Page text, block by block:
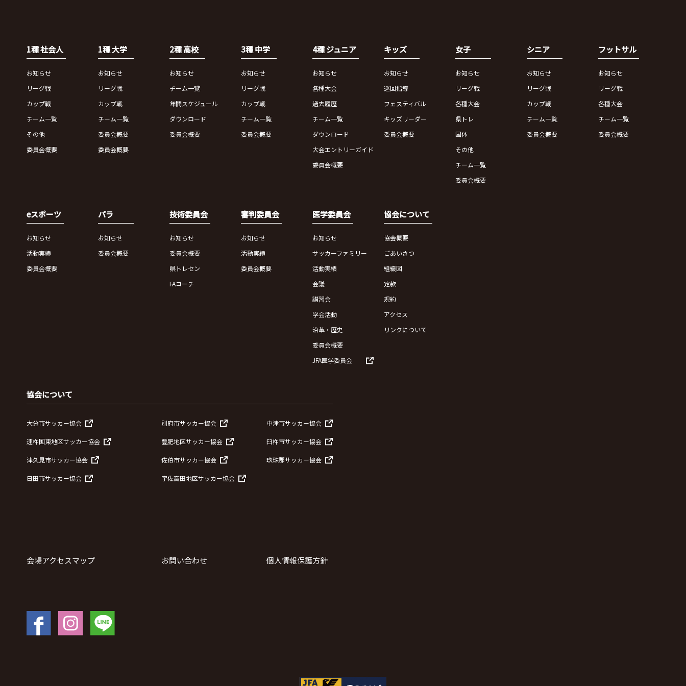
1種 社会人
お知らせ
リーグ戦
カップ戦
チーム一覧
その他
委員会概要
1種 大学
お知らせ
リーグ戦
カップ戦
チーム一覧
委員会概要
委員会概要
2種 高校
お知らせ
チーム一覧
年間スケジュール
ダウンロード
委員会概要
3種 中学
お知らせ
リーグ戦
カップ戦
チーム一覧
委員会概要
4種 ジュニア
お知らせ
各種大会
過去履歴
チーム一覧
ダウンロード
大会エントリーガイド
委員会概要
キッズ
お知らせ
巡回指導
フェスティバル
キッズリーダー
委員会概要
女子
お知らせ
リーグ戦
各種大会
県トレ
国体
その他
チーム一覧
委員会概要
シニア
お知らせ
リーグ戦
カップ戦
チーム一覧
委員会概要
フットサル
お知らせ
リーグ戦
各種大会
チーム一覧
委員会概要
eスポーツ
お知らせ
活動実績
委員会概要
パラ
お知らせ
委員会概要
技術委員会
お知らせ
委員会概要
県トレセン
FAコーチ
審判委員会
お知らせ
活動実績
委員会概要
医学委員会
お知らせ
サッカーファミリー
活動実績
会議
講習会
学会活動
沿革・歴史
委員会概要
JFA医学委員会
協会について
協会概要
ごあいさつ
組織図
定款
規約
アクセス
リンクについて
協会について
大分市サッカー協会 別府市サッカー協会 中津市サッカー協会
速杵国東地区サッカー協会 豊肥地区サッカー協会 臼杵市サッカー協会
津久見市サッカー協会 佐伯市サッカー協会 玖珠郡サッカー協会
日田市サッカー協会 宇佐高田地区サッカー協会
会場アクセスマップ お問い合わせ 個人情報保護方針